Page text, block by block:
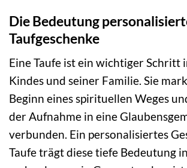
Die Bedeutung
Taufgeschenke
Eine Taufe ist ein wichtiger Schritt
Kindes und seiner Familie. Sie
Beginn eines spirituellen Weges
der Aufnahme in eine
verbunden. Ein personalisiertes
Taufe trägt diese tiefe Bedeutung